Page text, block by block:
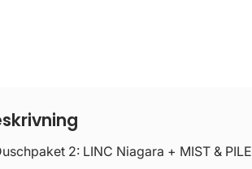
2: LINC Niagara + MIST & PILE